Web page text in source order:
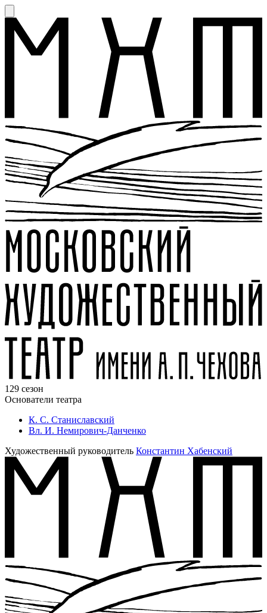
129 сезон
Основатели театра
К. С. Станиславский
Вл. И. Немирович-Данченко
Художественный руководитель Константин Хабенский